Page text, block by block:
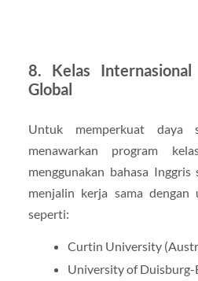
8. Kelas
Global
Untuk memperkuat daya
menawarkan program
menggunakan bahasa
menjalin kerja sama dengan
seperti:
Curtin University
University of Duisburg-